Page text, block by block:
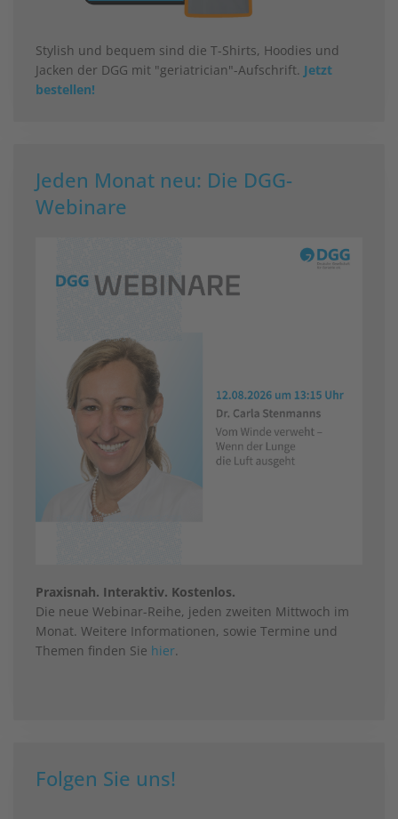
Stylish und bequem sind die T-Shirts, Hoodies und
Jacken der DGG mit "geriatrician"-Aufschrift. Jetzt
bestellen!
Jeden Monat neu: Die DGG-
Webinare
Praxisnah. Interaktiv. Kostenlos.
Die neue Webinar-Reihe, jeden zweiten Mittwoch im
Monat. Weitere Informationen, sowie Termine und
Themen finden Sie hier.
Folgen Sie uns!